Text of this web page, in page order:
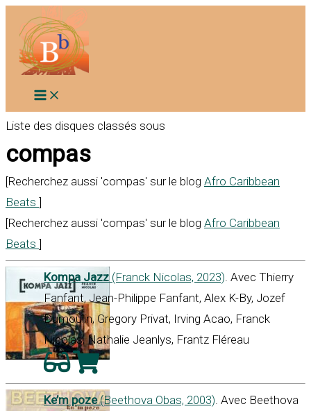
contenu
Liste des disques classés sous
compas
[Recherchez aussi 'compas' sur le blog Afro Caribbean
Beats ]
[Recherchez aussi 'compas' sur le blog Afro Caribbean
Beats ]
Kompa Jazz (Franck Nicolas, 2023). Avec Thierry
Fanfant, Jean-Philippe Fanfant, Alex K-By, Jozef
Dumoulin, Gregory Privat, Irving Acao, Franck
Nicolas, Nathalie Jeanlys, Frantz Fléreau
Ke’m poze(Beethova Obas, 2003). Avec Beethova